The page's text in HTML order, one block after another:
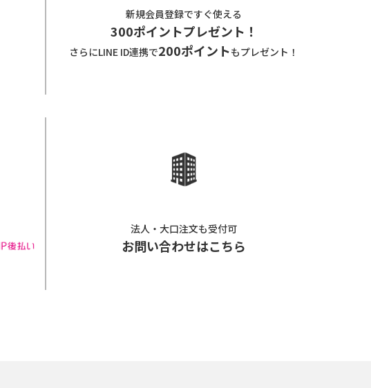
新規会員登録ですぐ使える
300ポイントプレゼント！
さらにLINE ID連携で200ポイントもプレゼント！
法人・大口注文も受付可
お問い合わせはこちら